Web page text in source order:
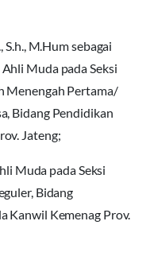
M.Hum sebagai
Muda pada Seksi
Menengah Pertama/
Bidang Pendidikan
Jateng;
Muda pada Seksi
Bidang
Kanwil Kemenag Prov.